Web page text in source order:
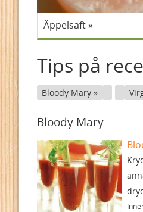
Äppelsaft
Tips på
Bloody Mary
Bloody Mary